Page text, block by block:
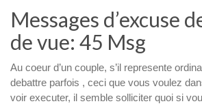
Messages d’excuse
de vue: 45 Msg
Au coeur d’un couple, s’il represente
debattre parfois , ceci que vous voulez
voir executer, il semble solliciter quoi si